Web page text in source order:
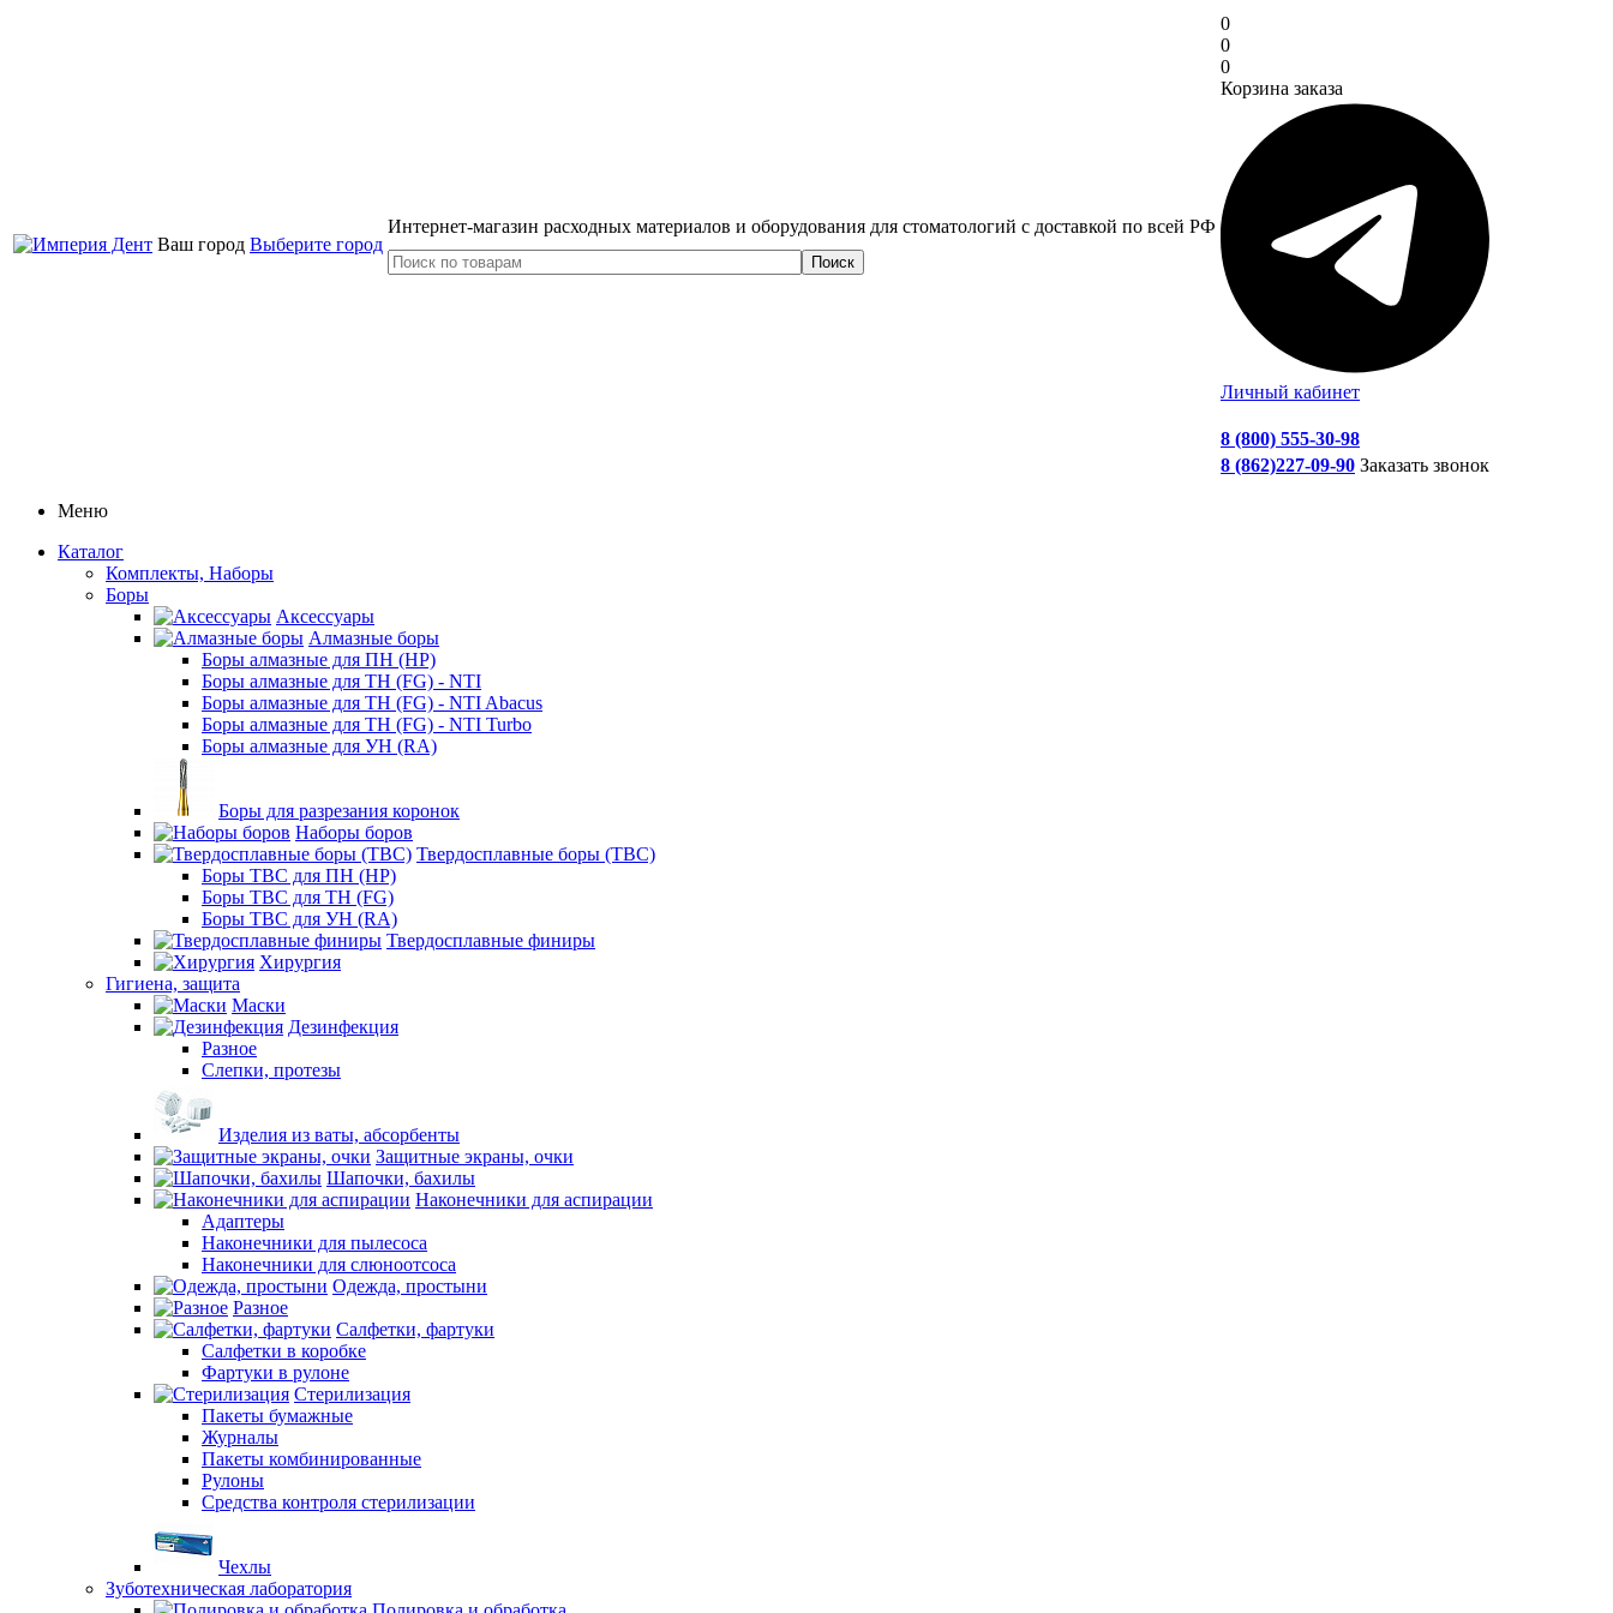
Ваш город Выберите город
Интернет-магазин расходных материалов и оборудования для стоматологий с доставкой по всей РФ
0
0
0
Корзина заказа
Личный кабинет
8 (800) 555-30-98
8 (862)227-09-90 Заказать звонок
Меню
Каталог
Комплекты, Наборы
Боры
Аксессуары
Алмазные боры
Боры алмазные для ПН (HP)
Боры алмазные для ТН (FG) - NTI
Боры алмазные для ТН (FG) - NTI Abacus
Боры алмазные для ТН (FG) - NTI Turbo
Боры алмазные для УН (RA)
Боры для разрезания коронок
Наборы боров
Твердосплавные боры (ТВС)
Боры ТВС для ПН (HP)
Боры ТВС для ТН (FG)
Боры ТВС для УН (RA)
Твердосплавные финиры
Хирургия
Гигиена, защита
Маски
Дезинфекция
Разное
Слепки, протезы
Изделия из ваты, абсорбенты
Защитные экраны, очки
Шапочки, бахилы
Наконечники для аспирации
Адаптеры
Наконечники для пылесоса
Наконечники для слюноотсоса
Одежда, простыни
Разное
Салфетки, фартуки
Салфетки в коробке
Фартуки в рулоне
Стерилизация
Пакеты бумажные
Журналы
Пакеты комбинированные
Рулоны
Средства контроля стерилизации
Чехлы
Зуботехническая лаборатория